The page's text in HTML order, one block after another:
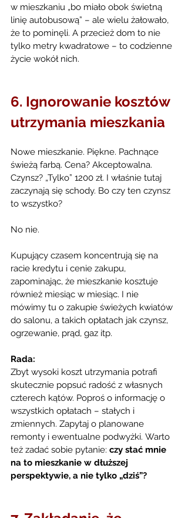
w mieszkaniu „bo miało obok świetną
linię autobusową” – ale wielu żałowało,
że to pominęli. A przecież dom to nie
tylko metry kwadratowe – to codzienne
życie wokół nich.
6. Ignorowanie kosztów
utrzymania mieszkania
Nowe mieszkanie. Piękne. Pachnące
świeżą farbą. Cena? Akceptowalna.
Czynsz? „Tylko” 1200 zł. I właśnie tutaj
zaczynają się schody. Bo czy ten czynsz
to wszystko?
No nie.
Kupujący czasem koncentrują się na
racie kredytu i cenie zakupu,
zapominając, że mieszkanie kosztuje
również miesiąc w miesiąc. I nie
mówimy tu o zakupie świeżych kwiatów
do salonu, a takich opłatach jak czynsz,
ogrzewanie, prąd, gaz itp.
Rada:
Zbyt wysoki koszt utrzymania potrafi
skutecznie popsuć radość z własnych
czterech kątów. Poproś o informację o
wszystkich opłatach – stałych i
zmiennych. Zapytaj o planowane
remonty i ewentualne podwyżki. Warto
też zadać sobie pytanie: czy stać mnie
na to mieszkanie w dłuższej
perspektywie, a nie tylko „dziś”?